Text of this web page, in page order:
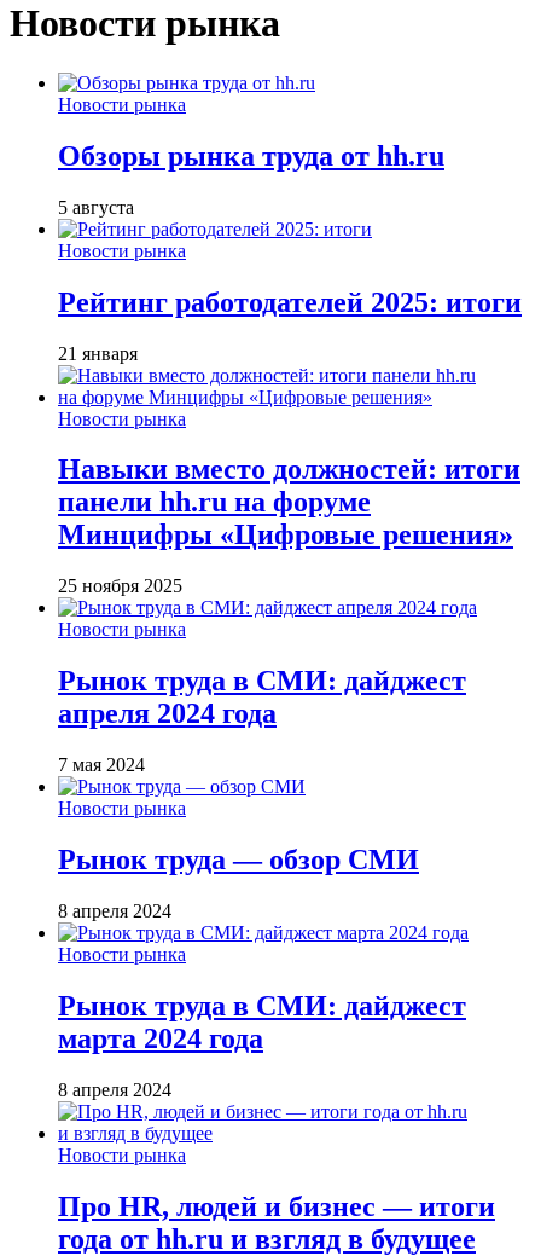
Новости рынка
Новости рынка
Обзоры рынка труда от hh.ru
5 августа
Новости рынка
Рейтинг работодателей 2025: итоги
21 января
Новости рынка
Навыки вместо должностей: итоги
панели hh.ru на форуме
Минцифры «Цифровые решения»
25 ноября 2025
Новости рынка
Рынок труда в СМИ: дайджест
апреля 2024 года
7 мая 2024
Новости рынка
Рынок труда — обзор СМИ
8 апреля 2024
Новости рынка
Рынок труда в СМИ: дайджест
марта 2024 года
8 апреля 2024
Новости рынка
Про HR, людей и бизнес — итоги
года от hh.ru и взгляд в будущее